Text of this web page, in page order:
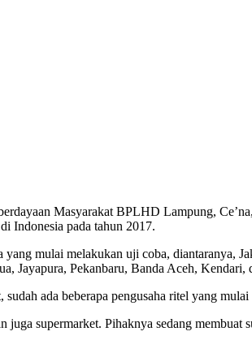
Masyarakat BPLHD Lampung,
Indonesia pada tahun 2017.
mulai melakukan uji coba, diantaranya,
Jayapura, Pekanbaru, Banda Aceh, Kendari,
ada beberapa pengusaha ritel yang
supermarket. Pihaknya sedang